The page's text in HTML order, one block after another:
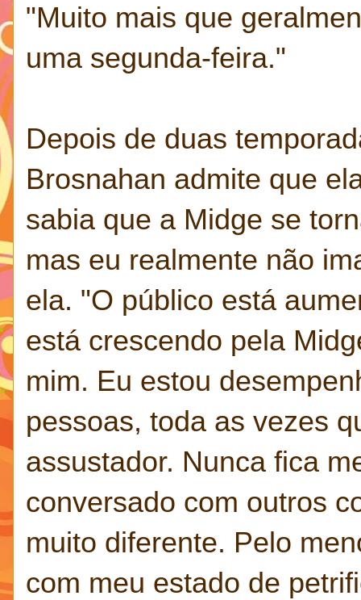
"Muito mais que
uma segunda-feira."
Depois de duas
Brosnahan admite que
sabia que a Midge se
mas eu realmente não
ela. "O público está
está crescendo pela
mim. Eu estou
pessoas, toda as vezes
assustador. Nunca fica
conversado com outros
muito diferente. Pelo
com meu estado de